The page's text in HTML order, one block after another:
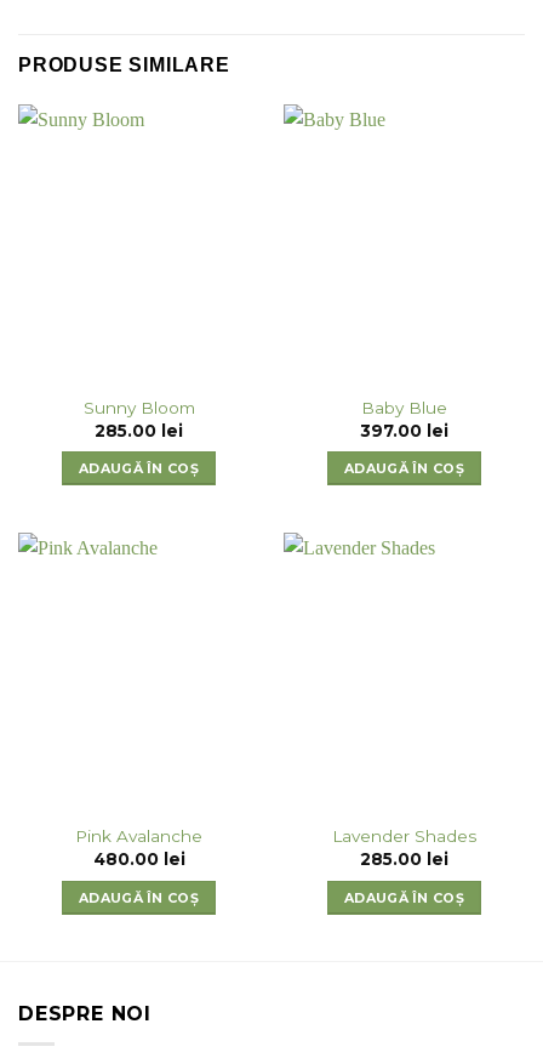
PRODUSE SIMILARE
Sunny Bloom
285.00
lei
ADAUGĂ ÎN COȘ
Baby Blue
397.00
lei
ADAUGĂ ÎN COȘ
Pink Avalanche
480.00
lei
ADAUGĂ ÎN COȘ
Lavender Shades
285.00
lei
ADAUGĂ ÎN COȘ
DESPRE NOI